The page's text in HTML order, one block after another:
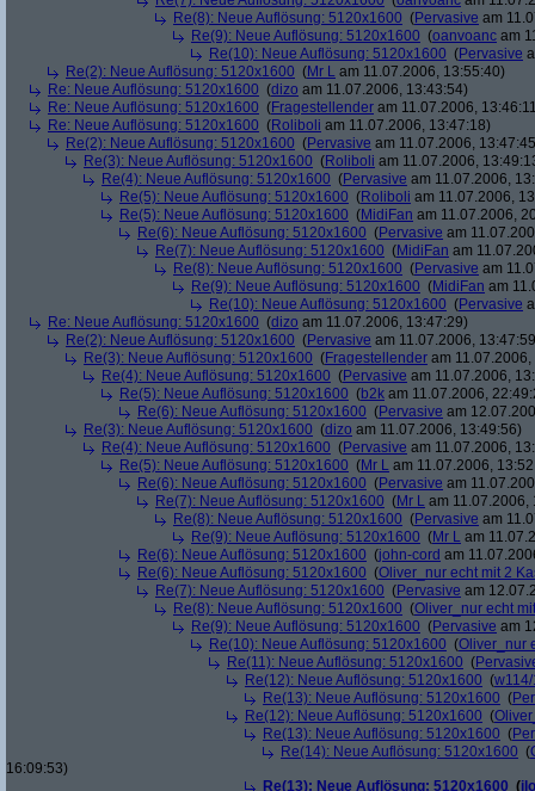
Re(8): Neue Auflösung: 5120x1600 (Pervasive am
Re(9): Neue Auflösung: 5120x1600 (oanvoanc am
Re(10): Neue Auflösung: 5120x1600 (Pervasive
Re(2): Neue Auflösung: 5120x1600 (Mr L am 11.07.2006, 13:55:40)
Re: Neue Auflösung: 5120x1600 (dizo am 11.07.2006, 13:43:54)
Re: Neue Auflösung: 5120x1600 (Fragestellender am 11.07.2006,
Re: Neue Auflösung: 5120x1600 (Roliboli am 11.07.2006, 13:47:18)
Re(2): Neue Auflösung: 5120x1600 (Pervasive am 11.07.2006,
Re(3): Neue Auflösung: 5120x1600 (Roliboli am 11.07.2006,
Re(4): Neue Auflösung: 5120x1600 (Pervasive am 11.07.2006,
Re(5): Neue Auflösung: 5120x1600 (Roliboli am 11.07.2006,
Re(5): Neue Auflösung: 5120x1600 (MidiFan am 11.07.2006,
Re(6): Neue Auflösung: 5120x1600 (Pervasive am
Re(7): Neue Auflösung: 5120x1600 (MidiFan am
Re(8): Neue Auflösung: 5120x1600 (Pervasive am
Re(9): Neue Auflösung: 5120x1600 (MidiFan am
Re(10): Neue Auflösung: 5120x1600 (Pervasive
Re: Neue Auflösung: 5120x1600 (dizo am 11.07.2006, 13:47:29)
Re(2): Neue Auflösung: 5120x1600 (Pervasive am 11.07.2006,
Re(3): Neue Auflösung: 5120x1600 (Fragestellender am
Re(4): Neue Auflösung: 5120x1600 (Pervasive am 11.07.2006,
Re(5): Neue Auflösung: 5120x1600 (b2k am 11.07.2006,
Re(6): Neue Auflösung: 5120x1600 (Pervasive am
Re(3): Neue Auflösung: 5120x1600 (dizo am 11.07.2006, 13:49:56)
Re(4): Neue Auflösung: 5120x1600 (Pervasive am 11.07.2006,
Re(5): Neue Auflösung: 5120x1600 (Mr L am 11.07.2006,
Re(6): Neue Auflösung: 5120x1600 (Pervasive am
Re(7): Neue Auflösung: 5120x1600 (Mr L am 11.07.2006,
Re(8): Neue Auflösung: 5120x1600 (Pervasive am
Re(9): Neue Auflösung: 5120x1600 (Mr L am
Re(6): Neue Auflösung: 5120x1600 (john-cord am
Re(6): Neue Auflösung: 5120x1600 (Oliver_nur echt mit 2
Re(7): Neue Auflösung: 5120x1600 (Pervasive am
Re(8): Neue Auflösung: 5120x1600 (Oliver_nur echt
Re(9): Neue Auflösung: 5120x1600 (Pervasive am
Re(10): Neue Auflösung: 5120x1600 (Oliver_nur
Re(11): Neue Auflösung: 5120x1600 (
Re(12): Neue Auflösung: 5120x1600 (
Re(13): Neue Auflösung: 5120x1600 (
Re(12): Neue Auflösung: 5120x1600 (
Re(13): Neue Auflösung: 5120x1600 (
Re(14): Neue Auflösung: 5120x1600 (
16:09:53)
Re(13): Neue Auflösung: 5120x1600 (